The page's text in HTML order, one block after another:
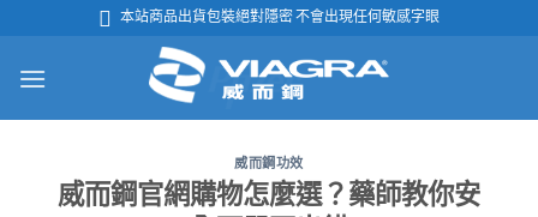
 本站商品出貨包裝絕對隱密 不會出現任何敏感字眼
威而鋼功效
威而鋼官網購物怎麼選？藥師教你安